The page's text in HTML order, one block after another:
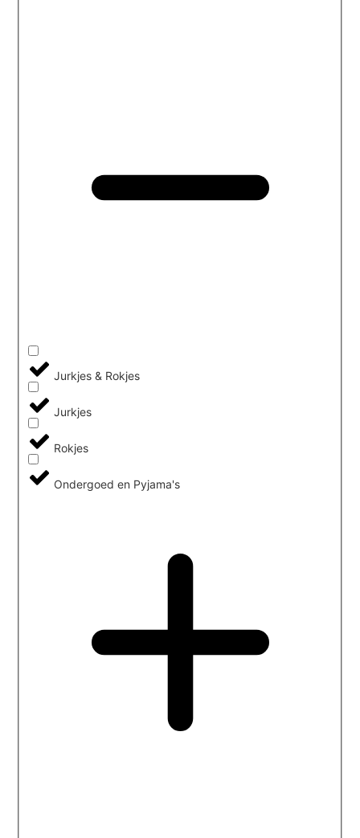
Jurkjes & Rokjes
Jurkjes
Rokjes
Ondergoed en Pyjama's